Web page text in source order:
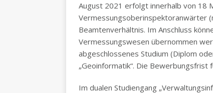
August 2021 erfolgt innerhalb von 18
Vermessungsoberinspektoranwärter
Beamtenverhältnis. Im Anschluss
Vermessungswesen übernommen
abgeschlossenes Studium (Diplom
„Geoinformatik“. Die
Im dualen Studiengang